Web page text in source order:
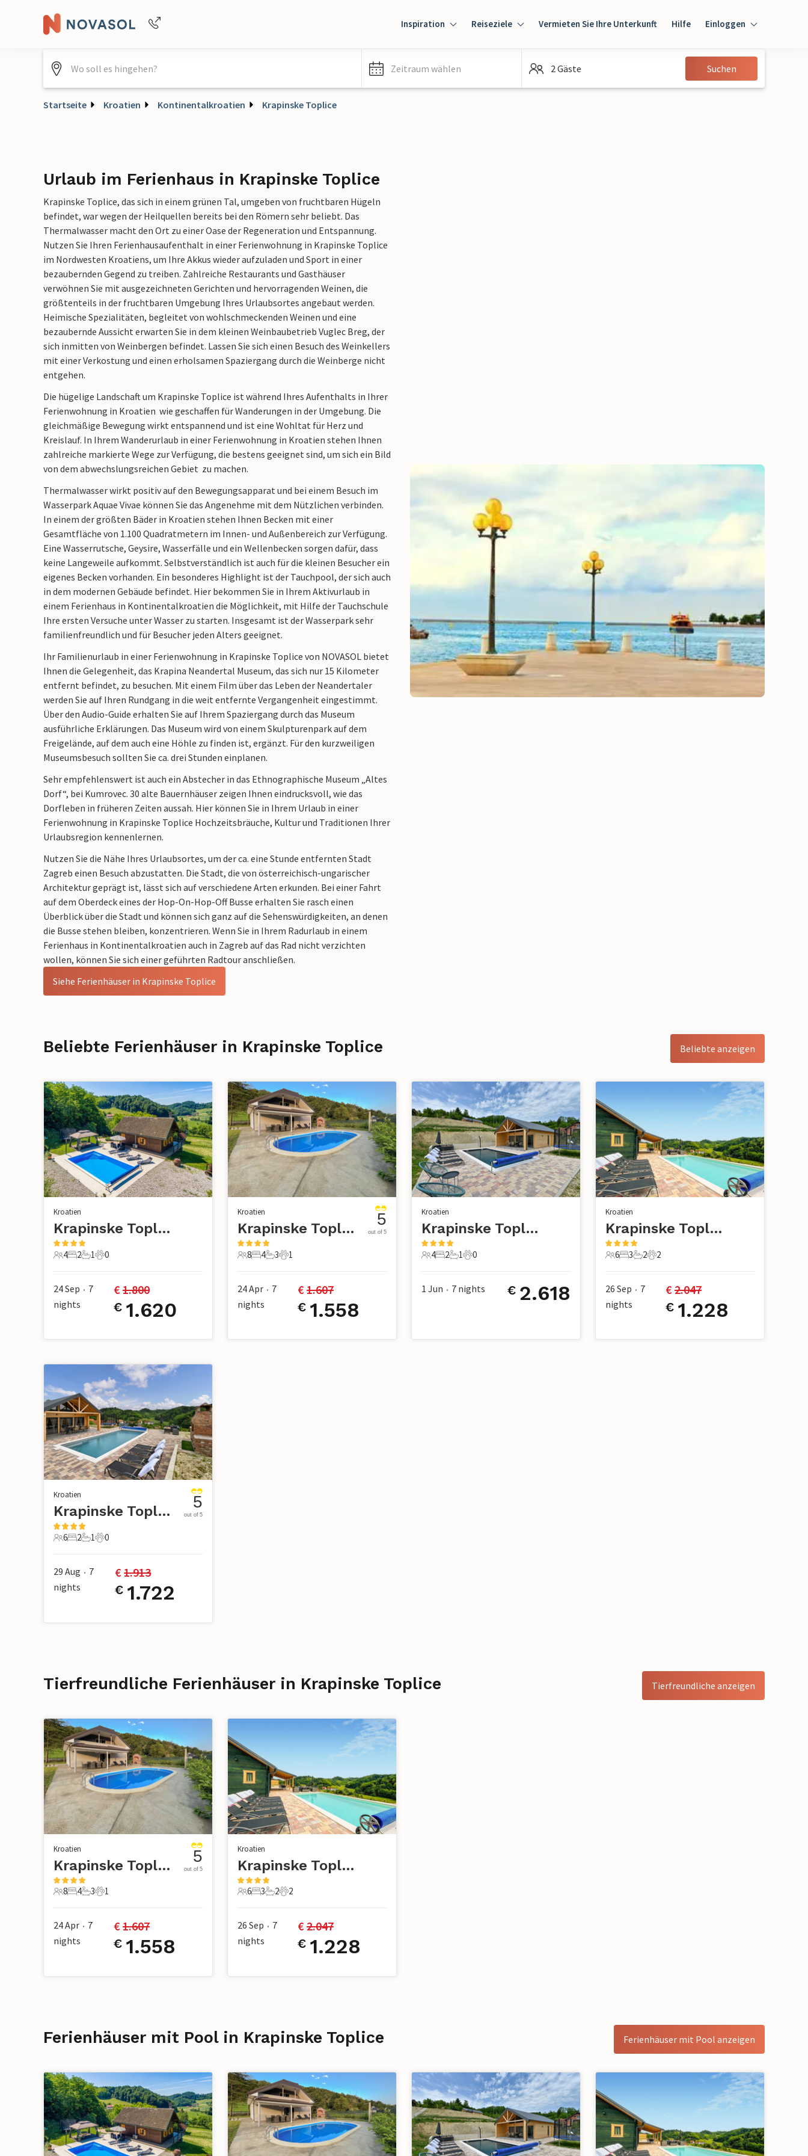
Inspiration Reiseziele Vermieten Sie Ihre Unterkunft Hilfe Einloggen
Einloggen
Gast
Zeitraum wählen 2 Gäste Suchen
Startseite Kroatien Kontinentalkroatien Krapinske Toplice
Urlaub im Ferienhaus in Krapinske Toplice
Krapinske Toplice, das sich in einem grünen Tal, umgeben von fruchtbaren Hügeln
befindet, war wegen der Heilquellen bereits bei den Römern sehr beliebt. Das
Thermalwasser macht den Ort zu einer Oase der Regeneration und Entspannung.
Nutzen Sie Ihren Ferienhausaufenthalt in einer Ferienwohnung in Krapinske Toplice
im Nordwesten Kroatiens, um Ihre Akkus wieder aufzuladen und Sport in einer
bezaubernden Gegend zu treiben. Zahlreiche Restaurants und Gasthäuser
verwöhnen Sie mit ausgezeichneten Gerichten und hervorragenden Weinen, die
größtenteils in der fruchtbaren Umgebung Ihres Urlaubsortes angebaut werden.
Heimische Spezialitäten, begleitet von wohlschmeckenden Weinen und eine
bezaubernde Aussicht erwarten Sie in dem kleinen Weinbaubetrieb Vuglec Breg, der
sich inmitten von Weinbergen befindet. Lassen Sie sich einen Besuch des Weinkellers
mit einer Verkostung und einen erholsamen Spaziergang durch die Weinberge nicht
entgehen.
Die hügelige Landschaft um Krapinske Toplice ist während Ihres Aufenthalts in Ihrer
Ferienwohnung in Kroatien wie geschaffen für Wanderungen in der Umgebung. Die
gleichmäßige Bewegung wirkt entspannend und ist eine Wohltat für Herz und
Kreislauf. In Ihrem Wanderurlaub in einer Ferienwohnung in Kroatien stehen Ihnen
zahlreiche markierte Wege zur Verfügung, die bestens geeignet sind, um sich ein Bild
von dem abwechslungsreichen Gebiet zu machen.
Thermalwasser wirkt positiv auf den Bewegungsapparat und bei einem Besuch im
Wasserpark Aquae Vivae können Sie das Angenehme mit dem Nützlichen verbinden.
In einem der größten Bäder in Kroatien stehen Ihnen Becken mit einer
Gesamtfläche von 1.100 Quadratmetern im Innen- und Außenbereich zur Verfügung.
Eine Wasserrutsche, Geysire, Wasserfälle und ein Wellenbecken sorgen dafür, dass
keine Langeweile aufkommt. Selbstverständlich ist auch für die kleinen Besucher ein
eigenes Becken vorhanden. Ein besonderes Highlight ist der Tauchpool, der sich auch
in dem modernen Gebäude befindet. Hier bekommen Sie in Ihrem Aktivurlaub in
einem Ferienhaus in Kontinentalkroatien die Möglichkeit, mit Hilfe der Tauchschule
Ihre ersten Versuche unter Wasser zu starten. Insgesamt ist der Wasserpark sehr
familienfreundlich und für Besucher jeden Alters geeignet.
Ihr Familienurlaub in einer Ferienwohnung in Krapinske Toplice von NOVASOL bietet
Ihnen die Gelegenheit, das Krapina Neandertal Museum, das sich nur 15 Kilometer
entfernt befindet, zu besuchen. Mit einem Film über das Leben der Neandertaler
werden Sie auf Ihren Rundgang in die weit entfernte Vergangenheit eingestimmt.
Über den Audio-Guide erhalten Sie auf Ihrem Spaziergang durch das Museum
ausführliche Erklärungen. Das Museum wird von einem Skulpturenpark auf dem
Freigelände, auf dem auch eine Höhle zu finden ist, ergänzt. Für den kurzweiligen
Museumsbesuch sollten Sie ca. drei Stunden einplanen.
Sehr empfehlenswert ist auch ein Abstecher in das Ethnographische Museum „Altes
Dorf“, bei Kumrovec. 30 alte Bauernhäuser zeigen Ihnen eindrucksvoll, wie das
Dorfleben in früheren Zeiten aussah. Hier können Sie in Ihrem Urlaub in einer
Ferienwohnung in Krapinske Toplice Hochzeitsbräuche, Kultur und Traditionen Ihrer
Urlaubsregion kennenlernen.
Nutzen Sie die Nähe Ihres Urlaubsortes, um der ca. eine Stunde entfernten Stadt
Zagreb einen Besuch abzustatten. Die Stadt, die von österreichisch-ungarischer
Architektur geprägt ist, lässt sich auf verschiedene Arten erkunden. Bei einer Fahrt
auf dem Oberdeck eines der Hop-On-Hop-Off Busse erhalten Sie rasch einen
Überblick über die Stadt und können sich ganz auf die Sehenswürdigkeiten, an denen
die Busse stehen bleiben, konzentrieren. Wenn Sie in Ihrem Radurlaub in einem
Ferienhaus in Kontinentalkroatien auch in Zagreb auf das Rad nicht verzichten
wollen, können Sie sich einer geführten Radtour anschließen.
Siehe Ferienhäuser in Krapinske Toplice
Beliebte Ferienhäuser in Krapinske Toplice Beliebte anzeigen
Kroatien
Krapinske Toplice-Erpenja
4 Gäste
4
2 Schlafzimmer
2
1 Badezimmer
1
0 Haustiere
0
24 Sep • 7
nights
€ 1.800
€ 1.620
Kroatien
Krapinske Toplice - Klokovec
8 Gäste
8
4 Schlafzimmer
4
3 Badezimmer
3
1 Haustier
1
5
out of 5
24 Apr • 7
nights
€ 1.607
€ 1.558
Kroatien
Krapinske Toplice - Klokovec
4 Gäste
4
2 Schlafzimmer
2
1 Badezimmer
1
0 Haustiere
0
1 Jun • 7 nights € 2.618
Kroatien
Krapinske Toplice - Klokovec
6 Gäste
6
3 Schlafzimmer
3
2 Badezimmer
2
2 Haustiere
2
26 Sep • 7
nights
€ 2.047
€ 1.228
Kroatien
Krapinske Toplice - Klokovec
6 Gäste
6
2 Schlafzimmer
2
1 Badezimmer
1
0 Haustiere
0
5
out of 5
29 Aug • 7
nights
€ 1.913
€ 1.722
Tierfreundliche Ferienhäuser in Krapinske Toplice Tierfreundliche anzeigen
Kroatien
Krapinske Toplice - Klokovec
8 Gäste
8
4 Schlafzimmer
4
3 Badezimmer
3
1 Haustier
1
5
out of 5
24 Apr • 7
nights
€ 1.607
€ 1.558
Kroatien
Krapinske Toplice - Klokovec
6 Gäste
6
3 Schlafzimmer
3
2 Badezimmer
2
2 Haustiere
2
26 Sep • 7
nights
€ 2.047
€ 1.228
Ferienhäuser mit Pool in Krapinske Toplice Ferienhäuser mit Pool anzeigen